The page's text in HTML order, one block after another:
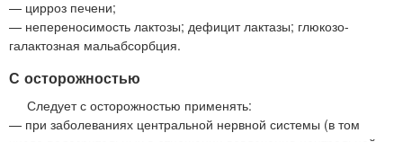
— цирроз печени;
— непереносимость лактозы; дефицит лактазы; глюкозо-
галактозная мальабсорбция.
С осторожностью
Следует с осторожностью применять:
— при заболеваниях центральной нервной системы (в том